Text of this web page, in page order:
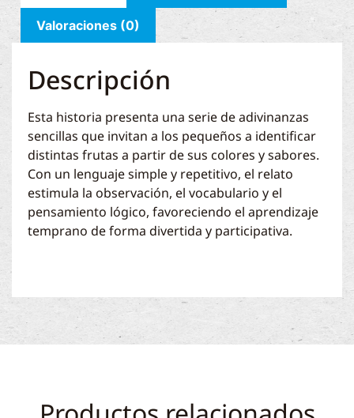
Valoraciones (0)
Descripción
Esta historia presenta una serie de adivinanzas
sencillas que invitan a los pequeños a identificar
distintas frutas a partir de sus colores y sabores.
Con un lenguaje simple y repetitivo, el relato
estimula la observación, el vocabulario y el
pensamiento lógico, favoreciendo el aprendizaje
temprano de forma divertida y participativa.